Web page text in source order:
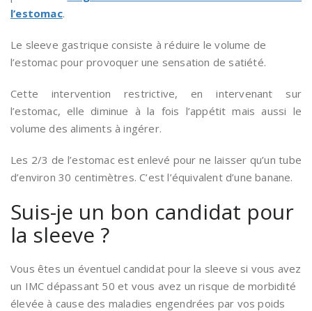
l’estomac.
Le sleeve gastrique consiste à réduire le volume de
l’estomac pour provoquer une sensation de satiété.
Cette intervention restrictive, en intervenant sur
l’estomac, elle diminue à la fois l’appétit mais aussi le
volume des aliments à ingérer.
Les 2/3 de l’estomac est enlevé pour ne laisser qu’un tube
d’environ 30 centimètres. C’est l’équivalent d’une banane.
Suis-je un bon candidat pour
la sleeve ?
Vous êtes un éventuel candidat pour la sleeve si vous avez
un IMC dépassant 50 et vous avez un risque de morbidité
élevée à cause des maladies engendrées par vos poids